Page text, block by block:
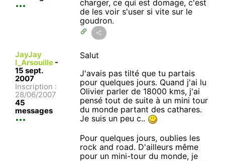
charger, ce qui est domage, c'est
de les voir s'user si vite sur le
goudron.
JayJay
l_Arsouille -
15 sept.
2007
Inscription :
28/06/2007
45
messages
Salut
J'avais pas tilté que tu partais
pour quelques jours. Quand j'ai lu
Olivier parler de 18000 kms, j'ai
pensé tout de suite à un mini tour
du monde partant des cathares.
Je suis un peu c..
Pour quelques jours, oublies les
rock and road. D'ailleurs même
pour un mini-tour du monde, je